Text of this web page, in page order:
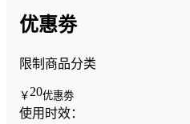
优惠劵
限制商品分类
￥ 20优惠劵
使用时效：